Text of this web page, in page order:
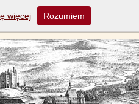
więcej Rozumiem